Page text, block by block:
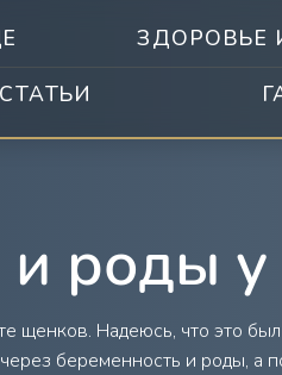
ЗДОРОВЬЕ
СТАТЬИ
роды
щенков. Надеюсь, что это
беременность и роды, а